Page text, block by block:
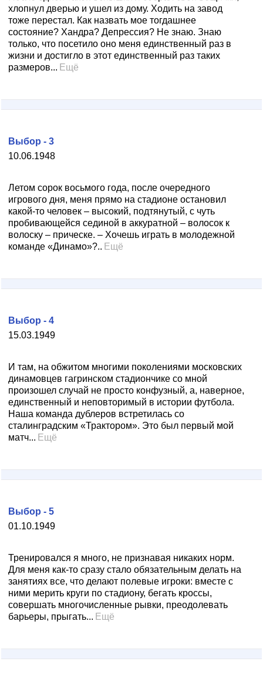
хлопнул дверью и ушел из дому. Ходить на завод
тоже перестал. Как назвать мое тогдашнее
состояние? Хандра? Депрессия? Не знаю. Знаю
только, что посетило оно меня единственный раз в
жизни и достигло в этот единственный раз таких
размеров... Ещё
10.06.1948
Выбор - 3
Летом сорок восьмого года, после очередного
игрового дня, меня прямо на стадионе остановил
какой-то человек – высокий, подтянутый, с чуть
пробивающейся сединой в аккуратной – волосок к
волоску – прическе. – Хочешь играть в молодежной
команде «Динамо»?.. Ещё
15.03.1949
Выбор - 4
И там, на обжитом многими поколениями московских
динамовцев гагринском стадиончике со мной
произошел случай не просто конфузный, а, наверное,
единственный и неповторимый в истории футбола.
Наша команда дублеров встретилась со
сталинградским «Трактором». Это был первый мой
матч... Ещё
01.10.1949
Выбор - 5
Тренировался я много, не признавая никаких норм.
Для меня как-то сразу стало обязательным делать на
занятиях все, что делают полевые игроки: вместе с
ними мерить круги по стадиону, бегать кроссы,
совершать многочисленные рывки, преодолевать
барьеры, прыгать... Ещё